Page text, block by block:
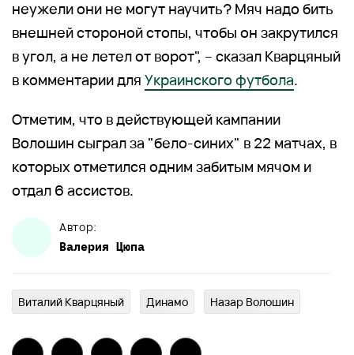
неужели они не могут научить? Мяч надо бить
внешней стороной стопы, чтобы он закрутился
в угол, а не летел от ворот", – сказал Кварцяный
в комментарии для Украинского футбола.
Отметим, что в действующей кампании
Волошин сыграл за "бело-синих" в 22 матчах, в
которых отметился одним забитым мячом и
отдал 6 ассистов.
Автор:
Валерия Цюпа
Виталий Кварцяный Динамо Назар Волошин